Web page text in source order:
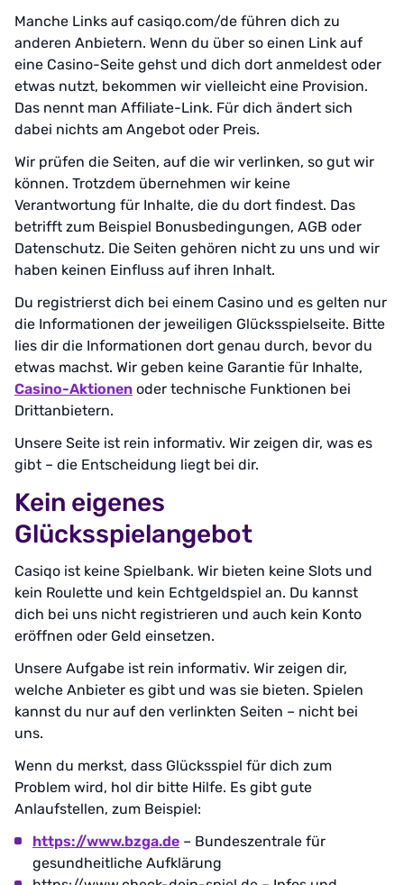
Manche Links auf casiqo.com/de führen dich zu
anderen Anbietern. Wenn du über so einen Link auf
eine Casino-Seite gehst und dich dort anmeldest oder
etwas nutzt, bekommen wir vielleicht eine Provision.
Das nennt man Affiliate-Link. Für dich ändert sich
dabei nichts am Angebot oder Preis.
Wir prüfen die Seiten, auf die wir verlinken, so gut wir
können. Trotzdem übernehmen wir keine
Verantwortung für Inhalte, die du dort findest. Das
betrifft zum Beispiel Bonusbedingungen, AGB oder
Datenschutz. Die Seiten gehören nicht zu uns und wir
haben keinen Einfluss auf ihren Inhalt.
Du registrierst dich bei einem Casino und es gelten nur
die Informationen der jeweiligen Glücksspielseite. Bitte
lies dir die Informationen dort genau durch, bevor du
etwas machst. Wir geben keine Garantie für Inhalte,
Casino-Aktionen oder technische Funktionen bei
Drittanbietern.
Unsere Seite ist rein informativ. Wir zeigen dir, was es
gibt – die Entscheidung liegt bei dir.
Kein eigenes
Glücksspielangebot
Casiqo ist keine Spielbank. Wir bieten keine Slots und
kein Roulette und kein Echtgeldspiel an. Du kannst
dich bei uns nicht registrieren und auch kein Konto
eröffnen oder Geld einsetzen.
Unsere Aufgabe ist rein informativ. Wir zeigen dir,
welche Anbieter es gibt und was sie bieten. Spielen
kannst du nur auf den verlinkten Seiten – nicht bei
uns.
Wenn du merkst, dass Glücksspiel für dich zum
Problem wird, hol dir bitte Hilfe. Es gibt gute
Anlaufstellen, zum Beispiel:
https://www.bzga.de – Bundeszentrale für
gesundheitliche Aufklärung